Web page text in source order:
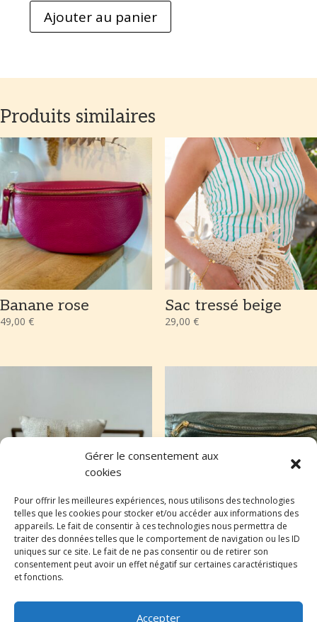
Gérer le consentement aux
cookies
Pour offrir les meilleures expériences, nous utilisons des technologies
telles que les cookies pour stocker et/ou accéder aux informations des
appareils. Le fait de consentir à ces technologies nous permettra de
traiter des données telles que le comportement de navigation ou les ID
uniques sur ce site. Le fait de ne pas consentir ou de retirer son
consentement peut avoir un effet négatif sur certaines caractéristiques
et fonctions.
Accepter
quantitéAjouter au panier
Produits similaires
Banane rose
49,00 €
Sac tressé beige
29,00 €
Boucles d’oreilles
39,00€
Banane et son petit
porte-monnaie kaki
59,00 €